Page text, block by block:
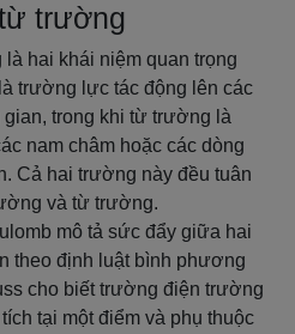
trường
hai khái niệm quan trọng
trường lực tác động lên các
trong khi từ trường là
nam châm hoặc các dòng
Cả hai trường này đều tuân
và từ trường.
mô tả sức đẩy giữa hai
theo định luật bình phương
cho biết trường điện trường
tại một điểm và phụ thuộc